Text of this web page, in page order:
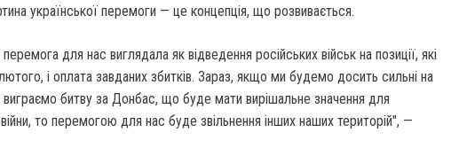
української перемоги — це концепція, що розвивається.
для нас виглядала як відведення російських військ на позиції, які
і оплата завданих збитків. Зараз, якщо ми будемо досить сильні на
виграємо битву за Донбас, що буде мати вирішальне значення для
то перемогою для нас буде звільнення інших наших територій", —